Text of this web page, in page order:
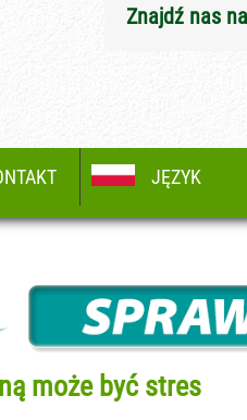
Znajdź nas na
JĘZYK
może być stres